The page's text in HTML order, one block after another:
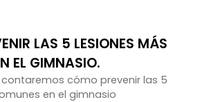
LAS 5 LESIONES MÁS
EL GIMNASIO.
cómo prevenir las 5
en el gimnasio